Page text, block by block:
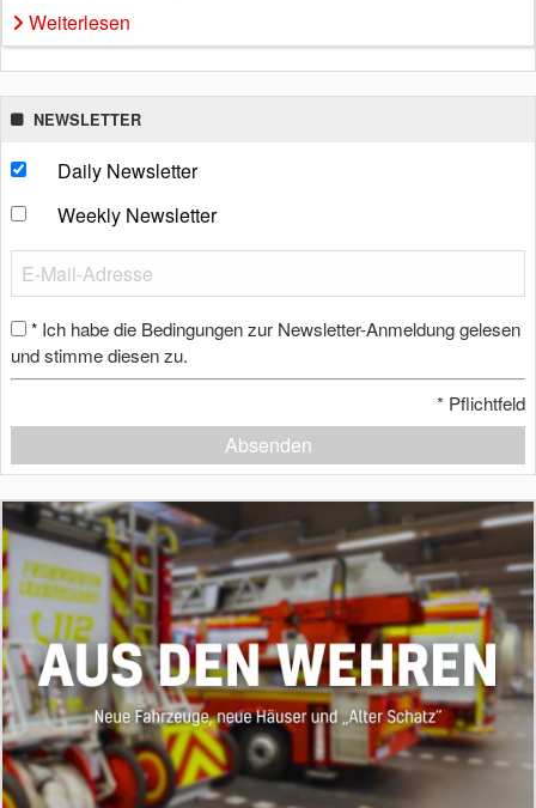
Weiterlesen
NEWSLETTER
Daily Newsletter
Weekly Newsletter
* Ich habe die Bedingungen zur Newsletter-Anmeldung gelesen
und stimme diesen zu.
* Pflichtfeld
Absenden